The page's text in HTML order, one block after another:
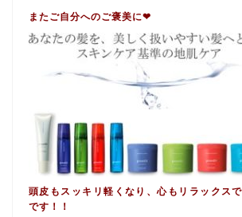
またご自分へのご褒美に❤︎
頭皮もスッキリ軽くなり、心もリラックス
です！！